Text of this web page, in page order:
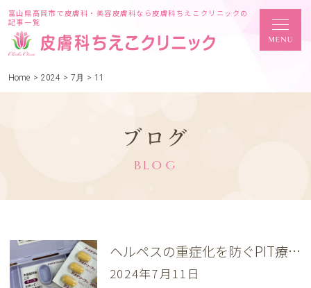
富山県高岡市で皮膚科・美容皮膚科なら皮膚科ちえこクリニックの
記事一覧
Home > 2024 > 7月 > 11
ブログ
BLOG
ヘルペスの重症化を防ぐPIT療法
2024年7月11日